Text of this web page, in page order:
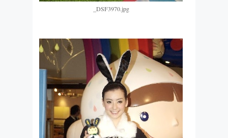
_DSF3970.jpg